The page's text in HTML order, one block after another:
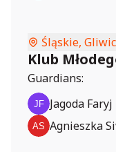
Śląskie,
Klub
Guardians:
Jagoda Faryj
Agnieszka